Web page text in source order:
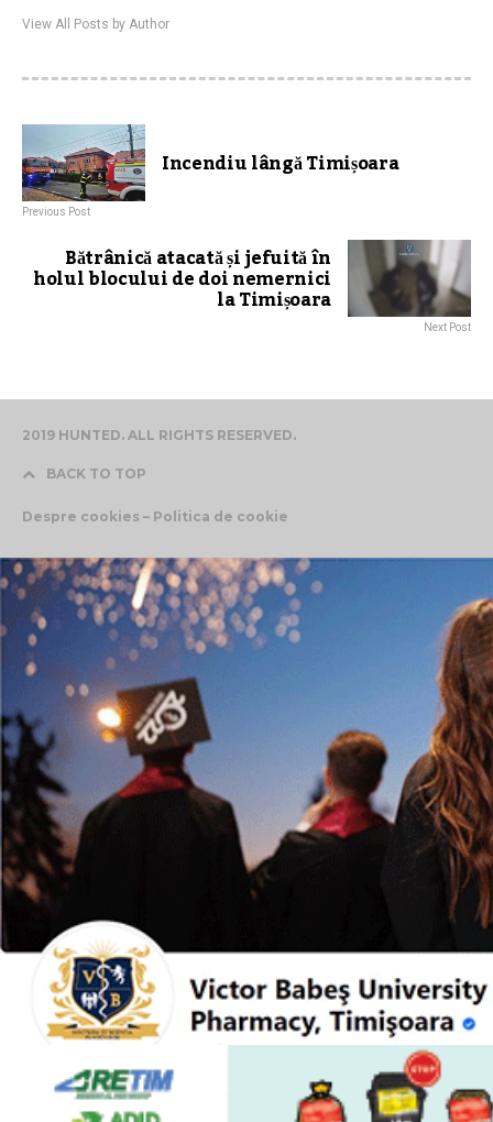
View All Posts by Author
Incendiu lângă Timișoara
Previous Post
Bătrânică atacată și jefuită în
holul blocului de doi nemernici
la Timișoara
Next Post
2019 HUNTED. ALL RIGHTS RESERVED.
BACK TO TOP
Despre cookies – Politica de cookie